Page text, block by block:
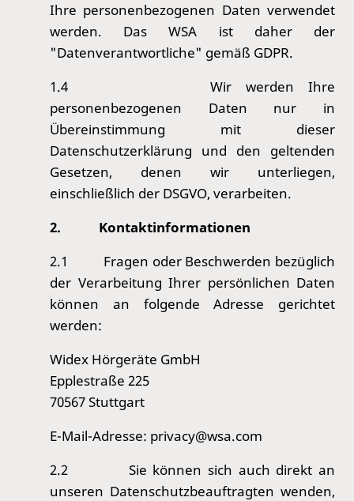
Ihre personenbezogenen Daten verwendet
werden. Das WSA ist daher der
"Datenverantwortliche" gemäß GDPR.
1.4 Wir werden Ihre
personenbezogenen Daten nur in
Übereinstimmung mit dieser
Datenschutzerklärung und den geltenden
Gesetzen, denen wir unterliegen,
einschließlich der DSGVO, verarbeiten.
2.
Kontaktinformationen
2.1 Fragen oder Beschwerden bezüglich
der Verarbeitung Ihrer persönlichen Daten
können an folgende Adresse gerichtet
werden:
Widex Hörgeräte GmbH
Epplestraße 225
70567 Stuttgart
E-Mail-Adresse: privacy@wsa.com
2.2 Sie können sich auch direkt an
unseren Datenschutzbeauftragten wenden,